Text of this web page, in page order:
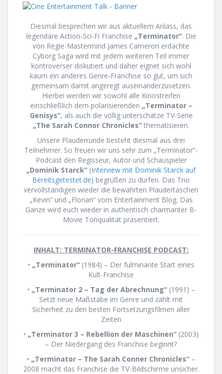
Diesmal besprechen wir aus aktuellem Anlass, das
legendäre Action-Sci-Fi Franchise „Terminator“. Die
von Regie-Mastermind James Cameron erdachte
Cyborg Saga wird mit jedem weiteren Teil immer
kontroverser diskutiert und daher eignet sich wohl
kaum ein anderes Genre-Franchise so gut, um sich
gemeinsam damit angeregt auseinanderzusetzen.
Hierbei werden wir sowohl alle Kinostreifen
einschließlich dem polarisierenden „Terminator –
Genisys“, als auch die völlig unterschätze TV-Serie
„The Sarah Connor Chronicles“ thematisieren.
Unsere Plauderrunde besteht diesmal aus drei
Teilnehmer. So freuen wir uns sehr zum „Terminator“-
Podcast den Regisseur, Autor und Schauspieler
„Dominik Starck“ (Interview mit Dominik Starck auf
Bereitsgetestet.de) begrüßen zu dürfen. Das Trio
vervollständigen wieder die bewährten Plaudertaschen
„Kevin“ und „Florian“ vom Entertainment Blog. Das
Ganze wird euch wieder in authentisch charmanter B-
Movie Tonqualität präsentiert.
INHALT: TERMINATOR-FRANCHISE PODCAST:
• „Terminator“ (1984) – Der fulminante Start eines
Kult-Franchise
• „Terminator 2 – Tag der Abrechnung“(1991) –
Setzt neue Maßstäbe im Genre und zählt mit
Sicherheit zu den besten Fortsetzungsfilmen aller
Zeiten
• „Terminator 3 – Rebellion der Maschinen“ (2003)
– Der Niedergang des Franchise beginnt?
• „Terminator – The Sarah Conner Chronicles“ –
2008 macht das Franchise die TV-Bildschirme unsicher.